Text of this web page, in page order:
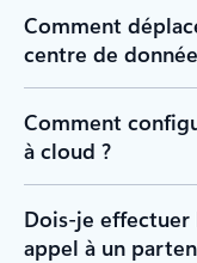
Comment
centre de
Comment
à cloud ?
Dois-je
appel à un